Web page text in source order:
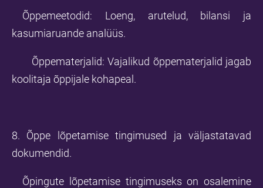
Õppemeetodid: Loeng, arutelud, bilansi ja
kasumiaruande analüüs.
Õppematerjalid: Vajalikud õppematerjalid jagab
koolitaja õppijale kohapeal.
8. Õppe lõpetamise tingimused ja väljastatavad
dokumendid.
Õpingute lõpetamise tingimuseks on osalemine